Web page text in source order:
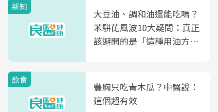
新知
大豆油、調和油還能吃嗎？
苯駢芘風波10大疑問：真正
該避開的是「這種用油方
飲食
豐胸只吃青木瓜？中醫說：
這個超有效